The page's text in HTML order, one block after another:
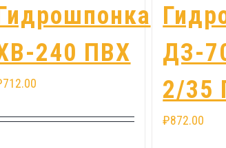
240 ПВХ
712.00
ДЗ-
2/35
₽872.00